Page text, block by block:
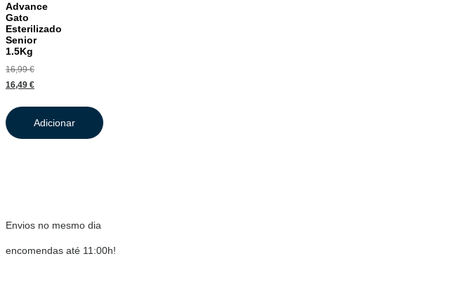
Advance
Gato
Esterilizado
Senior
1.5Kg
16,99€
16,49 €
Adicionar
Envios no mesmo dia
encomendas até 11:00h!